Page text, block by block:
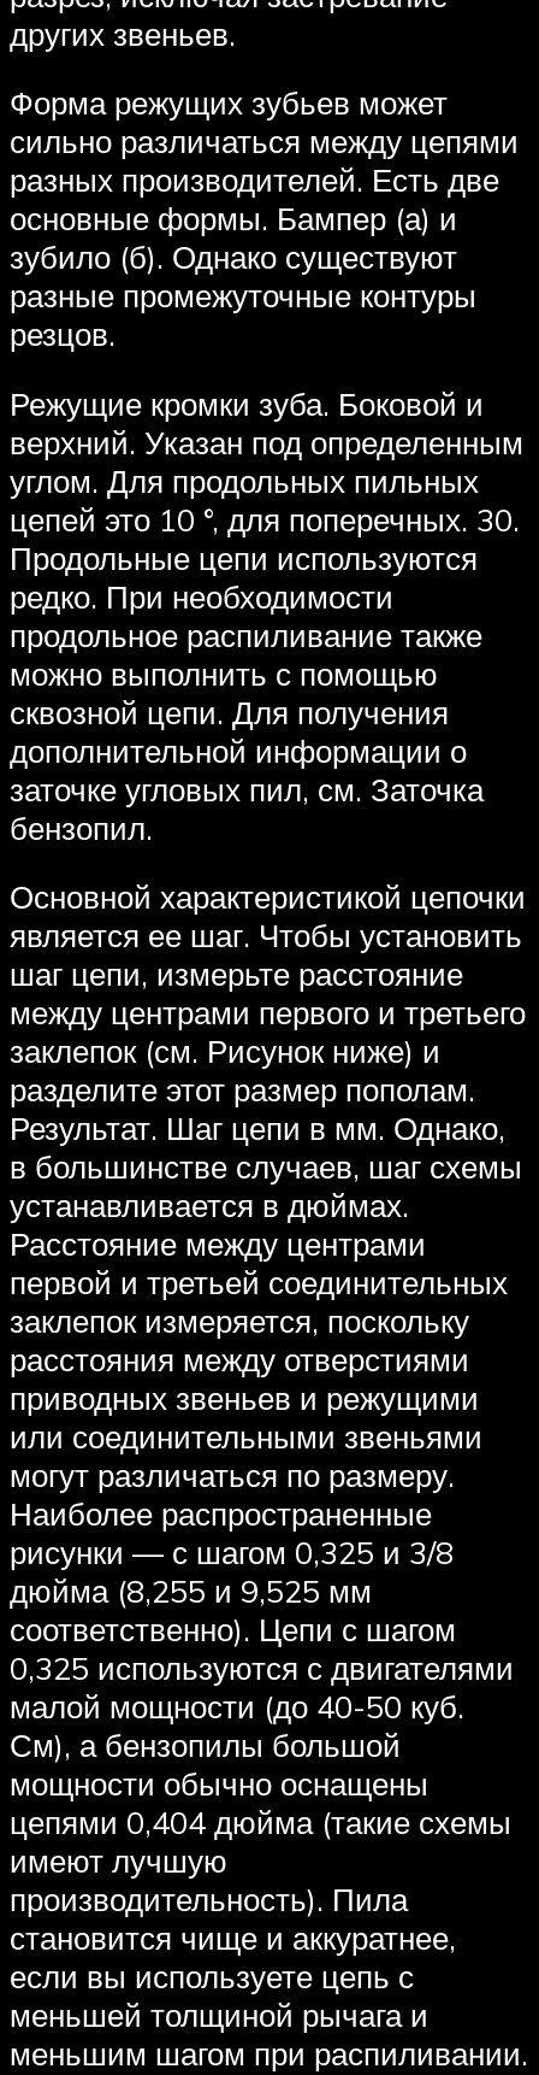
других звеньев.
Форма режущих зубьев может
сильно различаться между цепями
разных производителей. Есть две
основные формы. Бампер (а) и
зубило (б). Однако существуют
разные промежуточные контуры
резцов.
Режущие кромки зуба. Боковой и
верхний. Указан под определенным
углом. Для продольных пильных
цепей это 10 °, для поперечных. 30.
Продольные цепи используются
редко. При необходимости
продольное распиливание также
можно выполнить с помощью
сквозной цепи. Для получения
дополнительной информации о
заточке угловых пил, см. Заточка
бензопил.
Основной характеристикой цепочки
является ее шаг. Чтобы установить
шаг цепи, измерьте расстояние
между центрами первого и третьего
заклепок (см. Рисунок ниже) и
разделите этот размер пополам.
Результат. Шаг цепи в мм. Однако,
в большинстве случаев, шаг схемы
устанавливается в дюймах.
Расстояние между центрами
первой и третьей соединительных
заклепок измеряется, поскольку
расстояния между отверстиями
приводных звеньев и режущими
или соединительными звеньями
могут различаться по размеру.
Наиболее распространенные
рисунки — с шагом 0,325 и 3/8
дюйма (8,255 и 9,525 мм
соответственно). Цепи с шагом
0,325 используются с двигателями
малой мощности (до 40-50 куб.
См), а бензопилы большой
мощности обычно оснащены
цепями 0,404 дюйма (такие схемы
имеют лучшую
производительность). Пила
становится чище и аккуратнее,
если вы используете цепь с
меньшей толщиной рычага и
меньшим шагом при распиливании.